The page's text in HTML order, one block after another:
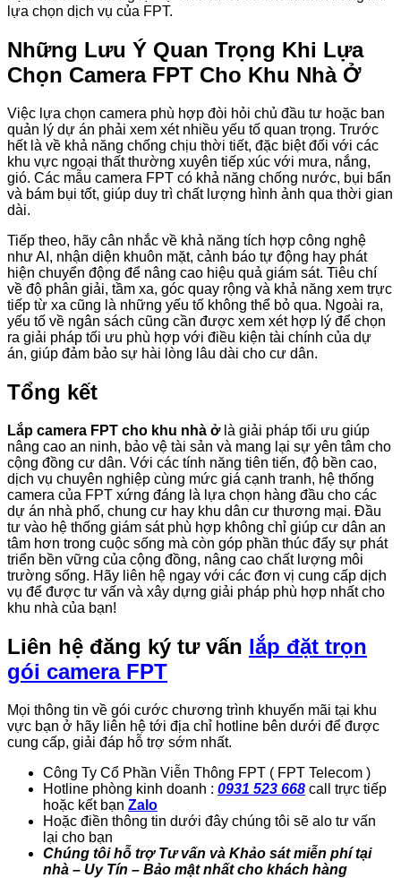
lựa chọn dịch vụ của FPT.
Những Lưu Ý Quan Trọng Khi Lựa
Chọn Camera FPT Cho Khu Nhà Ở
Việc lựa chọn camera phù hợp đòi hỏi chủ đầu tư hoặc ban
quản lý dự án phải xem xét nhiều yếu tố quan trọng. Trước
hết là về khả năng chống chịu thời tiết, đặc biệt đối với các
khu vực ngoại thất thường xuyên tiếp xúc với mưa, nắng,
gió. Các mẫu camera FPT có khả năng chống nước, bụi bẩn
và bám bụi tốt, giúp duy trì chất lượng hình ảnh qua thời gian
dài.
Tiếp theo, hãy cân nhắc về khả năng tích hợp công nghệ
như AI, nhận diện khuôn mặt, cảnh báo tự động hay phát
hiện chuyển động để nâng cao hiệu quả giám sát. Tiêu chí
về độ phân giải, tầm xa, góc quay rộng và khả năng xem trực
tiếp từ xa cũng là những yếu tố không thể bỏ qua. Ngoài ra,
yếu tố về ngân sách cũng cần được xem xét hợp lý để chọn
ra giải pháp tối ưu phù hợp với điều kiện tài chính của dự
án, giúp đảm bảo sự hài lòng lâu dài cho cư dân.
Tổng kết
Lắp camera FPT cho khu nhà ởlà giải pháp tối ưu giúp
nâng cao an ninh, bảo vệ tài sản và mang lại sự yên tâm cho
cộng đồng cư dân. Với các tính năng tiên tiến, độ bền cao,
dịch vụ chuyên nghiệp cùng mức giá cạnh tranh, hệ thống
camera của FPT xứng đáng là lựa chọn hàng đầu cho các
dự án nhà phố, chung cư hay khu dân cư thương mại. Đầu
tư vào hệ thống giám sát phù hợp không chỉ giúp cư dân an
tâm hơn trong cuộc sống mà còn góp phần thúc đẩy sự phát
triển bền vững của cộng đồng, nâng cao chất lượng môi
trường sống. Hãy liên hệ ngay với các đơn vị cung cấp dịch
vụ để được tư vấn và xây dựng giải pháp phù hợp nhất cho
khu nhà của bạn!
Liên hệ đăng ký tư vấn lắp đặt trọn
gói camera FPT
Mọi thông tin về gói cước chương trình khuyến mãi tại khu
vực bạn ở hãy liên hệ tới địa chỉ hotline bên dưới để được
cung cấp, giải đáp hỗ trợ sớm nhất.
Công Ty Cổ Phần Viễn Thông FPT ( FPT Telecom )
Hotline phòng kinh doanh : 0931 523 668 call trực tiếp
hoặc kết bạn Zalo
Hoặc điền thông tin dưới đây chúng tôi sẽ alo tư vấn
lại cho bạn
Chúng tôi hỗ trợ Tư vấn và Khảo sát miễn phí tại
nhà – Uy Tín – Bảo mật nhất cho khách hàng